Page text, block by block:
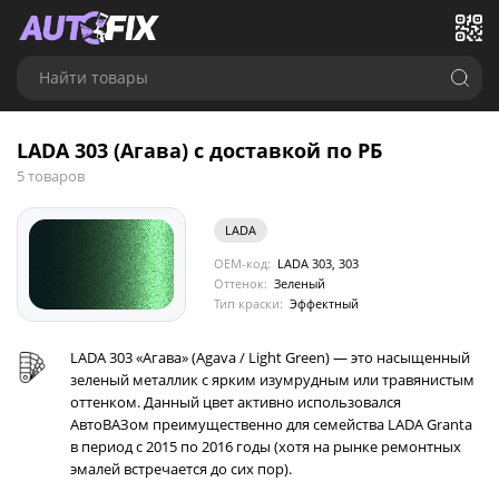
Найти товары
LADA 303 (Агава) с доставкой по РБ
5 товаров
LADA
OEM-код: LADA 303, 303
Оттенок: Зеленый
Тип краски: Эффектный
LADA 303 «Агава» (Agava / Light Green) — это насыщенный
зеленый металлик с ярким изумрудным или травянистым
оттенком. Данный цвет активно использовался
АвтоВАЗом преимущественно для семейства LADA Granta
в период с 2015 по 2016 годы (хотя на рынке ремонтных
эмалей встречается до сих пор).